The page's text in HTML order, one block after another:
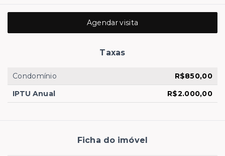
Agendar visita
Taxas
Condomínio
R$850,00
IPTU Anual
R$2.000,00
Ficha do imóvel